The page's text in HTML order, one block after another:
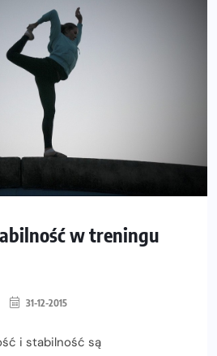
w treningu
31-12-2015
i stabilność są